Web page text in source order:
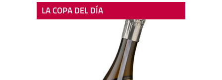
LA COPA DEL DÍA